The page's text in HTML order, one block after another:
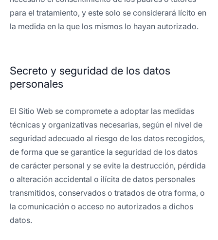
para el tratamiento, y este solo se considerará lícito en
la medida en la que los mismos lo hayan autorizado.
Secreto y seguridad de los datos
personales
El Sitio Web se compromete a adoptar las medidas
técnicas y organizativas necesarias, según el nivel de
seguridad adecuado al riesgo de los datos recogidos,
de forma que se garantice la seguridad de los datos
de carácter personal y se evite la destrucción, pérdida
o alteración accidental o ilícita de datos personales
transmitidos, conservados o tratados de otra forma, o
la comunicación o acceso no autorizados a dichos
datos.